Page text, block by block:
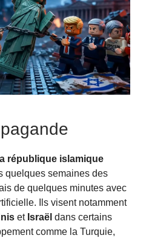
la république islamique
quelques semaines des
de quelques minutes avec
Ils visent notamment
et Israël dans certains
comme la Turquie,